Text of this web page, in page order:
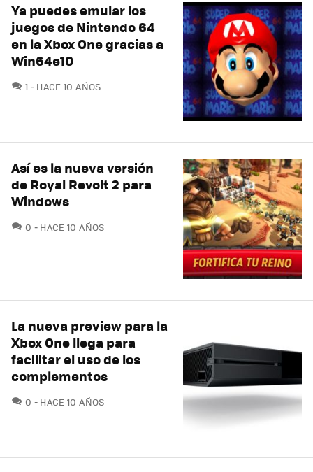
Ya puedes emular los
juegos de Nintendo 64
en la Xbox One gracias a
Win64e10
1 COMENTARIOS
HACE 10 AÑOS
Así es la nueva versión
de Royal Revolt 2 para
Windows
0 COMENTARIOS
HACE 10 AÑOS
La nueva preview para la
Xbox One llega para
facilitar el uso de los
complementos
0 COMENTARIOS
HACE 10 AÑOS